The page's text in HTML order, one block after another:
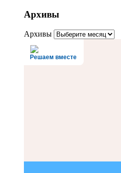
Архивы
Архивы
Решаем вместе